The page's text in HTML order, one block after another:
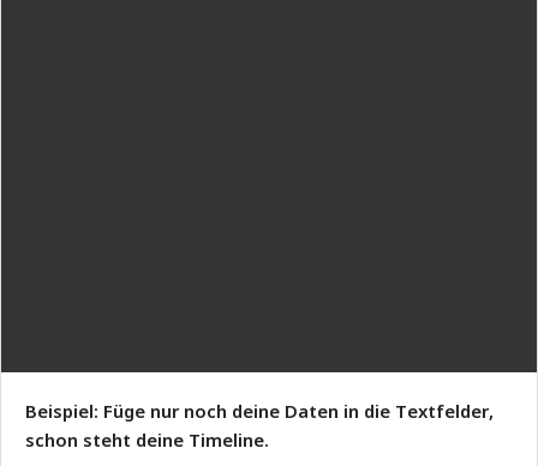
Beispiel: Füge nur noch deine Daten in die Textfelder,
schon steht deine Timeline.